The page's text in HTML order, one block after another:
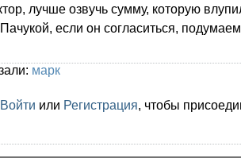
лучше озвучь сумму, которую
если он согласиться,
марк
Войти или Регистрация, чтобы